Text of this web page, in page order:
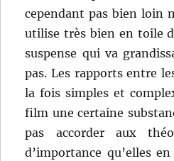
cependant pas bien loin
utilise très bien en toile
suspense qui va
pas. Les rapports entre
la fois simples et
film une certaine
pas accorder aux
d’importance qu’elles